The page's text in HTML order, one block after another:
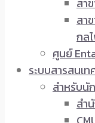
สา
สา
กล
ศูนย์
ระบบสารสนเท
สำหรับนั
สำ